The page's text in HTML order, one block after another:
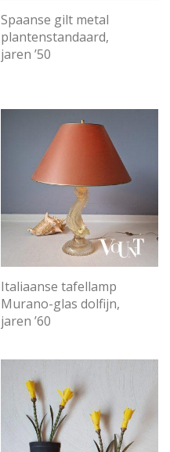
Spaanse gilt metal
plantenstandaard,
jaren ’50
Italiaanse tafellamp
Murano-glas dolfijn,
jaren ’60